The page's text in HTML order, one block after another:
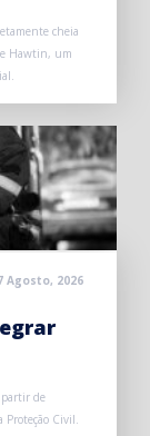
cheia
Hawtin, um
Agosto, 2026
partir de
Proteção Civil.